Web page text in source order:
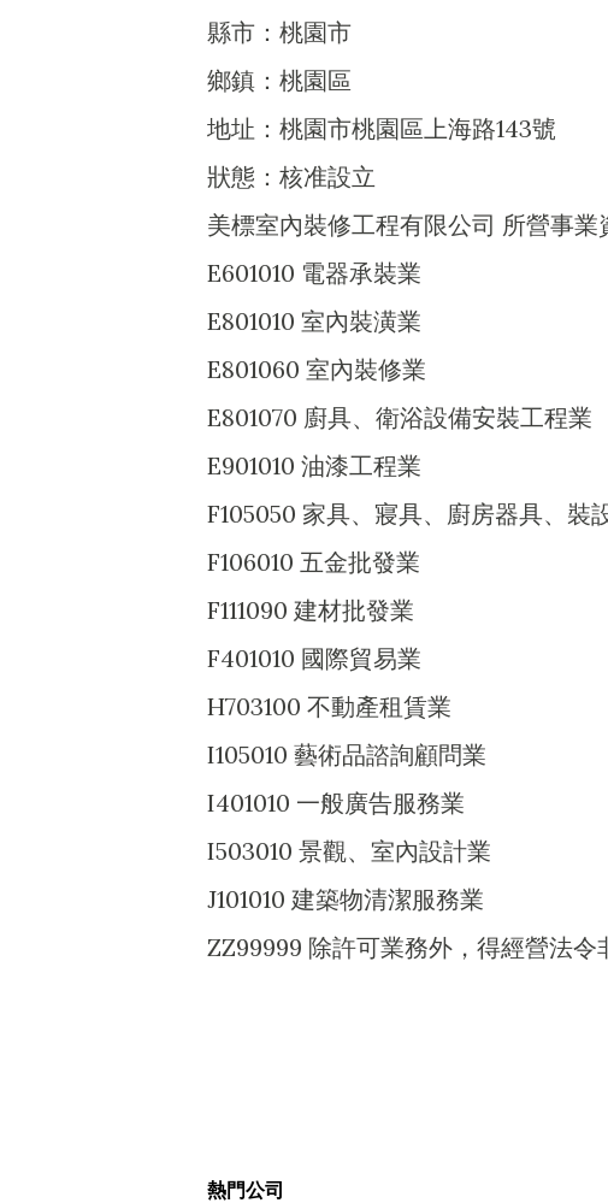
縣市：桃園市
鄉鎮：桃園區
地址：桃園市桃園區上海路143號
狀態：核准設立
美標室內裝修工程有限公司 所營事業
E601010 電器承裝業
E801010 室內裝潢業
E801060 室內裝修業
E801070 廚具、衛浴設備安裝工程業
E901010 油漆工程業
F105050 家具、寢具、廚房器具、裝
F106010 五金批發業
F111090 建材批發業
F401010 國際貿易業
H703100 不動產租賃業
I105010 藝術品諮詢顧問業
I401010 一般廣告服務業
I503010 景觀、室內設計業
J101010 建築物清潔服務業
ZZ99999 除許可業務外，得經營法令
熱門公司